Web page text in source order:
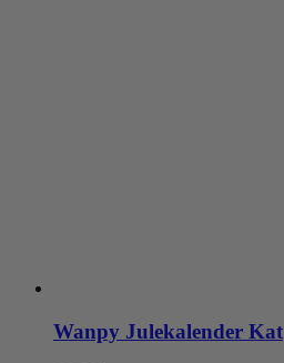
Wanpy Julekalender Kat